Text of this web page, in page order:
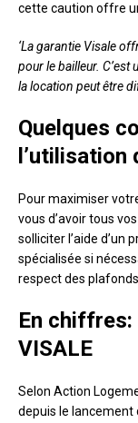
cette caution offre
‘La garantie Visale
pour le bailleur. C’est
la location peut être
Quelques
l’utilisation
Pour maximiser
vous d’avoir tous
solliciter l’aide d’un
spécialisée si
respect des
En chiffres:
VISALE
Selon Action
depuis le lancement